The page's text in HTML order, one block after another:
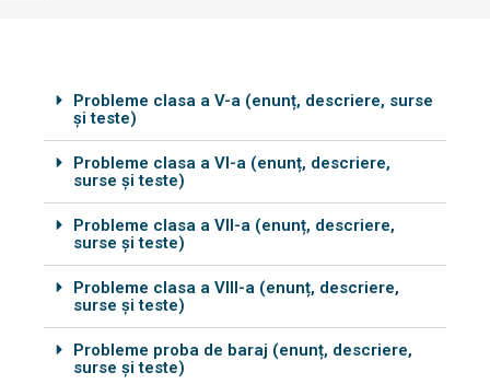
GIMNAZIU
Probleme clasa a V-a (enunț, descriere, surse
și teste)
Probleme clasa a VI-a (enunț, descriere,
surse și teste)
Probleme clasa a VII-a (enunț, descriere,
surse și teste)
Probleme clasa a VIII-a (enunț, descriere,
surse și teste)
Probleme proba de baraj (enunț, descriere,
surse și teste)